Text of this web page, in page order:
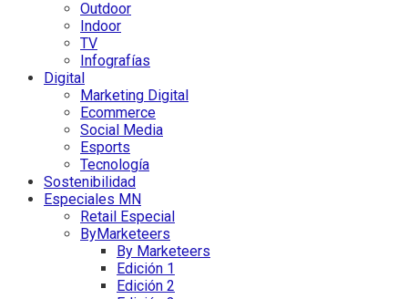
Outdoor
Indoor
TV
Infografías
Digital
Marketing Digital
Ecommerce
Social Media
Esports
Tecnología
Sostenibilidad
Especiales MN
Retail Especial
ByMarketeers
By Marketeers
Edición 1
Edición 2